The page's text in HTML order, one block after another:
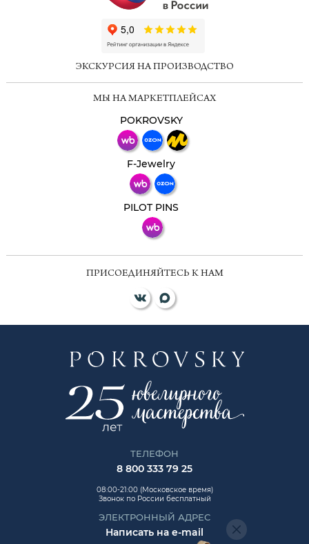
ЭКСКУРСИЯ НА ПРОИЗВОДСТВО
МЫ НА МАРКЕТПЛЕЙСАХ
POKROVSKY
F-Jewelry
PILOT PINS
ПРИСОЕДИНЯЙТЕСЬ К НАМ
ТЕЛЕФОН
8 800 333 79 25
08:00-21:00 (Московское время)
Звонок по России бесплатный
ЭЛЕКТРОННЫЙ АДРЕС
Написать на e-mail